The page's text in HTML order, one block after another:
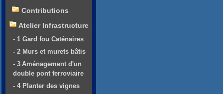
Contributions
Atelier Infrastructure
- 1 Gard fou Caténaires
- 2 Murs et murets bâtis
- 3 Aménagement d'un
double pont ferroviaire
- 4 Planter des vignes